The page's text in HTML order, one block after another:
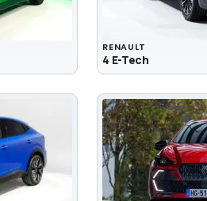
RENAULT
4 E-Tech